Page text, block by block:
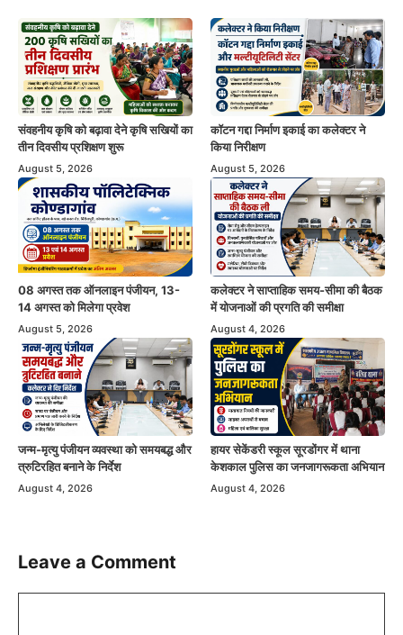
संवहनीय कृषि को बढ़ावा देने कृषि सखियों का
तीन दिवसीय प्रशिक्षण शुरू
August 5, 2026
कॉटन गद्दा निर्माण इकाई का कलेक्टर ने
किया निरीक्षण
August 5, 2026
08 अगस्त तक ऑनलाइन पंजीयन, 13-
14 अगस्त को मिलेगा प्रवेश
August 5, 2026
कलेक्टर ने साप्ताहिक समय-सीमा की बैठक
में योजनाओं की प्रगति की समीक्षा
August 4, 2026
जन्म-मृत्यु पंजीयन व्यवस्था को समयबद्ध और
त्रुटिरहित बनाने के निर्देश
August 4, 2026
हायर सेकेंडरी स्कूल सूरडोंगर में थाना
केशकाल पुलिस का जनजागरूकता अभियान
August 4, 2026
Leave a Comment